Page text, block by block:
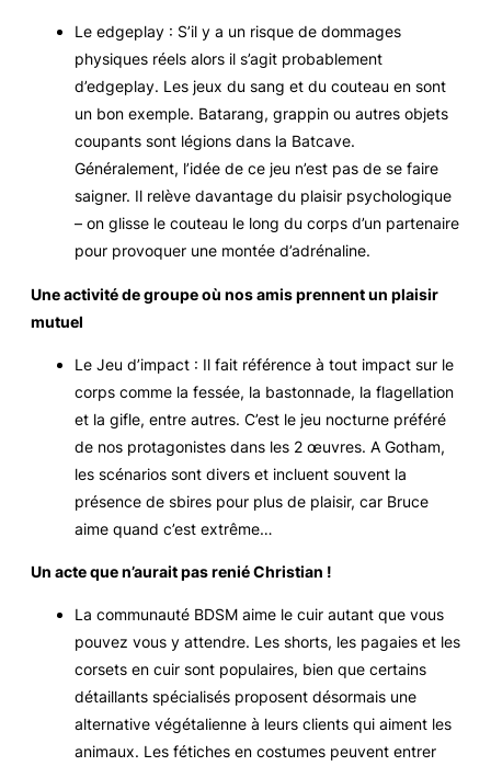
Le edgeplay : S’il y a un risque de dommages
physiques réels alors il s’agit probablement
d’edgeplay. Les jeux du sang et du couteau en sont
un bon exemple. Batarang, grappin ou autres objets
coupants sont légions dans la Batcave.
Généralement, l’idée de ce jeu n’est pas de se faire
saigner. Il relève davantage du plaisir psychologique
– on glisse le couteau le long du corps d’un partenaire
pour provoquer une montée d’adrénaline.
Une activité de groupe où nos amis prennent un plaisir
mutuel
Le Jeu d’impact : Il fait référence à tout impact sur le
corps comme la fessée, la bastonnade, la flagellation
et la gifle, entre autres. C’est le jeu nocturne préféré
de nos protagonistes dans les 2 œuvres. A Gotham,
les scénarios sont divers et incluent souvent la
présence de sbires pour plus de plaisir, car Bruce
aime quand c’est extrême…
Un acte que n’aurait pas renié Christian !
La communauté BDSM aime le cuir autant que vous
pouvez vous y attendre. Les shorts, les pagaies et les
corsets en cuir sont populaires, bien que certains
détaillants spécialisés proposent désormais une
alternative végétalienne à leurs clients qui aiment les
animaux. Les fétiches en costumes peuvent entrer